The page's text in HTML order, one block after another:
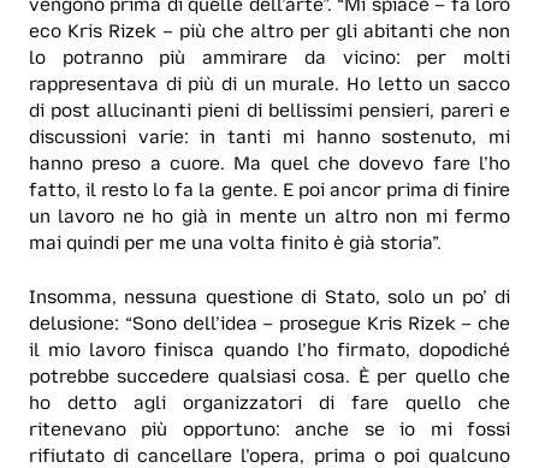
vengono prima di quelle dell’arte”. “Mi spiace – fa loro
eco Kris Rizek – più che altro per gli abitanti che non
lo potranno più ammirare da vicino: per molti
rappresentava di più di un murale. Ho letto un sacco
di post allucinanti pieni di bellissimi pensieri, pareri e
discussioni varie: in tanti mi hanno sostenuto, mi
hanno preso a cuore. Ma quel che dovevo fare l’ho
fatto, il resto lo fa la gente. E poi ancor prima di finire
un lavoro ne ho già in mente un altro non mi fermo
mai quindi per me una volta finito è già storia”.
Insomma, nessuna questione di Stato, solo un po’ di
delusione: “Sono dell’idea – prosegue Kris Rizek – che
il mio lavoro finisca quando l’ho firmato, dopodiché
potrebbe succedere qualsiasi cosa. È per quello che
ho detto agli organizzatori di fare quello che
ritenevano più opportuno: anche se io mi fossi
rifiutato di cancellare l’opera, prima o poi qualcuno